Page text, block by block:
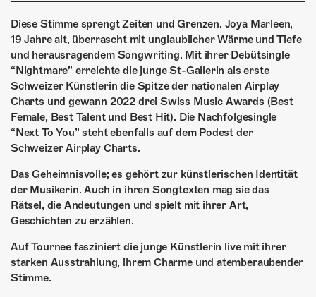
GÖNNEREI
SHOP
MITMACHEN
Diese Stimme sprengt Zeiten und Grenzen. Joya Marleen,
19 Jahre alt, überrascht mit unglaublicher Wärme und Tiefe
und herausragendem Songwriting. Mit ihrer Debütsingle
“Nightmare” erreichte die junge St-Gallerin als erste
Schweizer Künstlerin die Spitze der nationalen Airplay
Charts und gewann 2022 drei Swiss Music Awards (Best
Female, Best Talent und Best Hit). Die Nachfolgesingle
“Next To You” steht ebenfalls auf dem Podest der
Schweizer Airplay Charts.
Das Geheimnisvolle; es gehört zur künstlerischen Identität
der Musikerin. Auch in ihren Songtexten mag sie das
Rätsel, die Andeutungen und spielt mit ihrer Art,
Geschichten zu erzählen.
Auf Tournee fasziniert die junge Künstlerin live mit ihrer
starken Ausstrahlung, ihrem Charme und atemberaubender
Stimme.